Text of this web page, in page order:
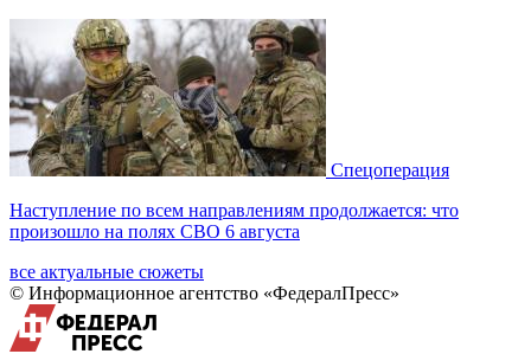
Спецоперация
Наступление по всем направлениям продолжается: что
произошло на полях СВО 6 августа
все актуальные сюжеты
© Информационное агентство «ФедералПресс»